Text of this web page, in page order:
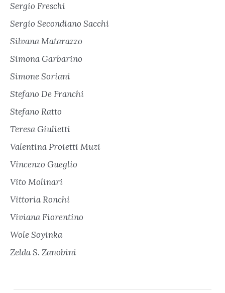
Sergio Freschi
Sergio Secondiano Sacchi
Silvana Matarazzo
Simona Garbarino
Simone Soriani
Stefano De Franchi
Stefano Ratto
Teresa Giulietti
Valentina Proietti Muzi
Vincenzo Gueglio
Vito Molinari
Vittoria Ronchi
Viviana Fiorentino
Wole Soyinka
Zelda S. Zanobini